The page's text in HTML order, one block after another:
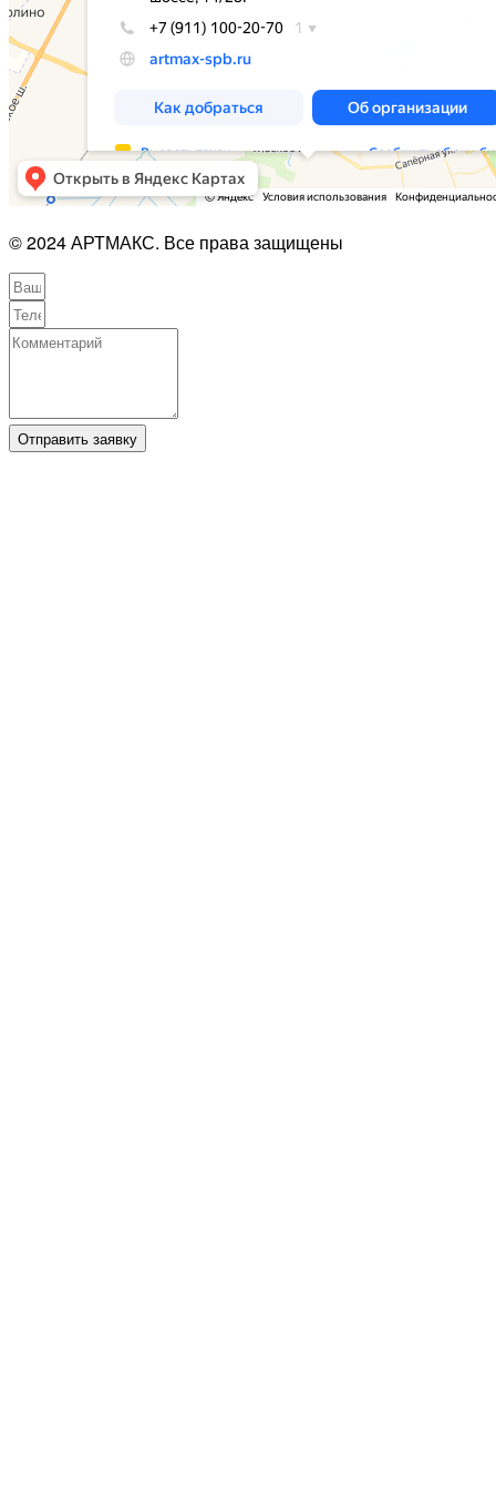
© 2024 АРТМАКС. Все права защищены
Отправить заявку